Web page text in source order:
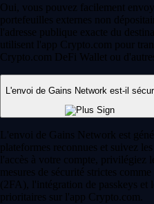
Oui, vous pouvez facilement
portefeuilles externes non
l'adresse publique exacte du
utilisent l'app Crypto.com pour
Crypto.com DeFi Wallet ou
L'envoi de Gains Network est-il
L'envoi de Gains Network est
plateformes reconnues et suivez
l'accès à votre compte, privilégiez
mesures de sécurité strictes
(2FA), l'intégration de passkeys
prioritaires sur l'app Crypto.com.